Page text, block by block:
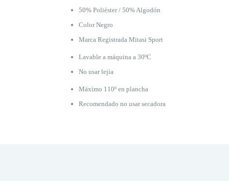
50% Poliéster / 50% Algodón
Color Negro
Marca Registrada Mitasi Sport
Lavable a máquina a 30ºC
No usar lejía
Máximo 110º en plancha
Recomendado no usar secadora